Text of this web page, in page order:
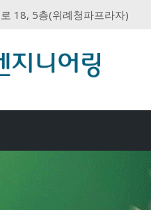
18, 5층(위례청파프라자)